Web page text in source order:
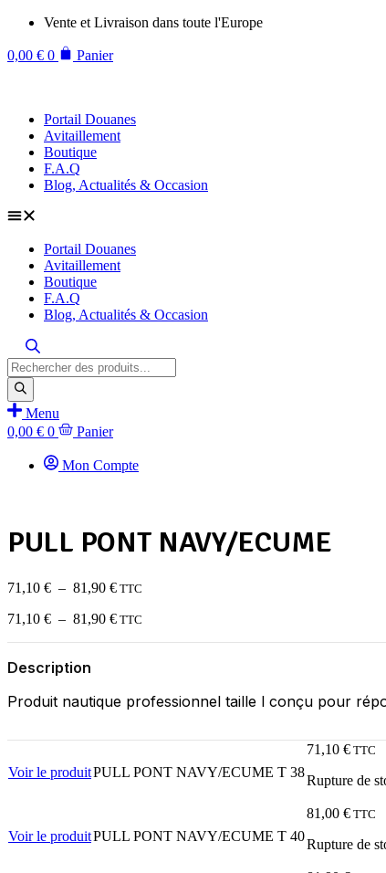
Aller
contenu
Vente et Livraison dans toute l'Europe
0,00 € 0 Panier
Portail Douanes
Avitaillement
Boutique
F.A.Q
Blog, Actualités & Occasion
Portail Douanes
Avitaillement
Boutique
F.A.Q
Blog, Actualités & Occasion
Recherche
de
produits
Menu
0,00 € 0 Panier
Mon Compte
PULL PONT NAVY/ECUME
71,10 € – 81,90 €Plage
prix :
TTC
71,10 € – 81,90 €Plage
81,90 €
TTC
Description
Produit nautique professionnel taille l conçu pour
Voir le produitPULL PONT NAVY/ECUME T 38
71,10 € TTC
Rupture de
Voir le produitPULL PONT NAVY/ECUME T 40
81,00 € TTC
Rupture de